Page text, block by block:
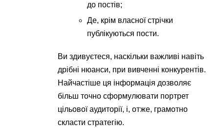
до постів;
Де, крім власної стрічки
публікуються пости.
Ви здивуєтеся, наскільки важливі навіть
дрібні нюанси, при вивченні конкурентів.
Найчастіше ця інформація дозволяє
більш точно сформулювати портрет
цільової аудиторії, і, отже, грамотно
скласти стратегію.